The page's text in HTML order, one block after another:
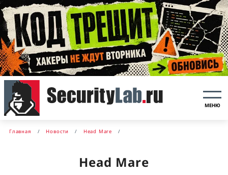
МЕНЮ
Главная Новости Head Mare
Head Mare